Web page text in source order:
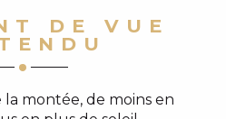
DE VUE
montée, de moins en